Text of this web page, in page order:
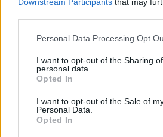
Personal Data Processing Opt
I want to opt-out of the Sharing
personal data.
Opted In
I want to opt-out of the Sale of
Personal Data.
Opted In
Δημ. Συμβούλιο Τρίπολης:
λύση για τα πατίνια!"
Προγραμματισμένη πτώση
περιοχές της Τρίπολης
Διακοπή υδροδότησης σε
Οι τοποθετήσεις του
στο χθεσινό Δημοτικό